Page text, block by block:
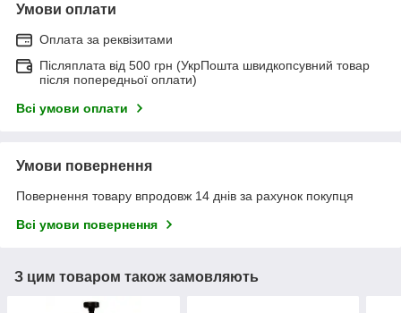
Умови оплати
Оплата за реквізитами
Післяплата від 500 грн (УкрПошта швидкопсувний товар
після попередньої оплати)
Всі умови оплати
Умови повернення
Повернення товару впродовж 14 днів за рахунок покупця
Всі умови повернення
З цим товаром також замовляють